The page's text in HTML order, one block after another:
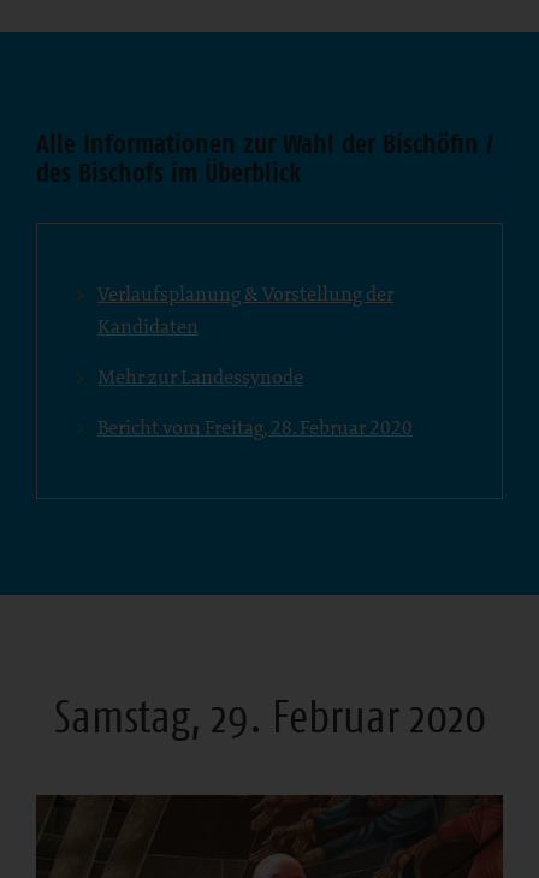
Bereich
Alle Informationen zur Wahl der Bischöfin /
des Bischofs im Überblick
Verlaufsplanung & Vorstellung der
Kandidaten
Mehr zur Landessynode
Bericht vom Freitag, 28. Februar 2020
Samstag, 29. Februar 2020